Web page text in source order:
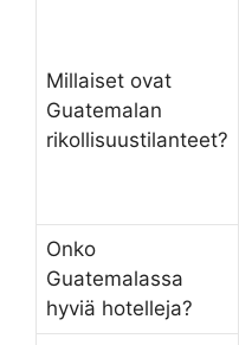
Millaiset ovat
Guatemalan
rikollisuustilanteet?
Onko
Guatemalassa
hyviä hotelleja?